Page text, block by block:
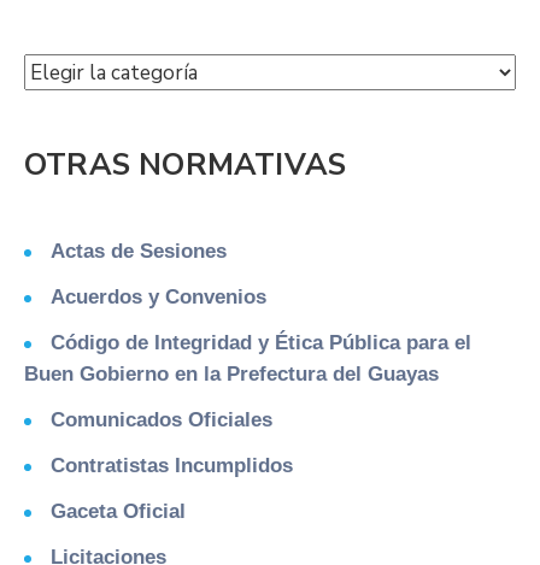
OTRAS NORMATIVAS
Actas de Sesiones
Acuerdos y Convenios
Código de Integridad y Ética Pública para el
Buen Gobierno en la Prefectura del Guayas
Comunicados Oficiales
Contratistas Incumplidos
Gaceta Oficial
Licitaciones